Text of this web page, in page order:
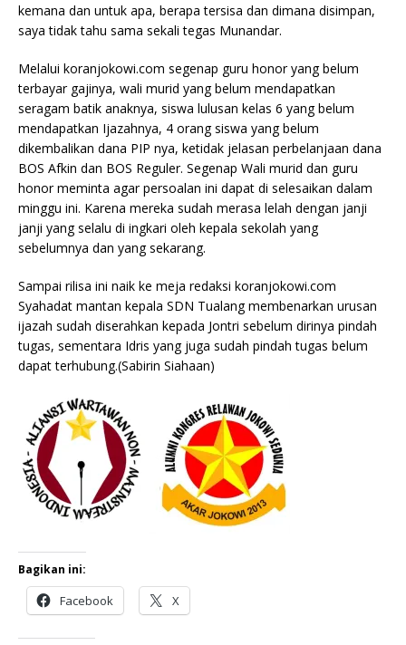
kemana dan untuk apa, berapa tersisa dan dimana disimpan,
saya tidak tahu sama sekali tegas Munandar.
Melalui koranjokowi.com segenap guru honor yang belum
terbayar gajinya, wali murid yang belum mendapatkan
seragam batik anaknya, siswa lulusan kelas 6 yang belum
mendapatkan Ijazahnya, 4 orang siswa yang belum
dikembalikan dana PIP nya, ketidak jelasan perbelanjaan dana
BOS Afkin dan BOS Reguler. Segenap Wali murid dan guru
honor meminta agar persoalan ini dapat di selesaikan dalam
minggu ini. Karena mereka sudah merasa lelah dengan janji
janji yang selalu di ingkari oleh kepala sekolah yang
sebelumnya dan yang sekarang.
Sampai rilisa ini naik ke meja redaksi koranjokowi.com
Syahadat mantan kepala SDN Tualang membenarkan urusan
ijazah sudah diserahkan kepada Jontri sebelum dirinya pindah
tugas, sementara Idris yang juga sudah pindah tugas belum
dapat terhubung.(Sabirin Siahaan)
Bagikan ini:
Facebook X